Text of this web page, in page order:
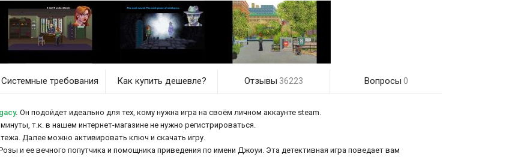
Системные требования Как купить дешевле? Отзывы 36223 Вопросы 0
. Он подойдет идеально для тех, кому нужна игра на своём личном аккаунте steam.
т.к. в нашем интернет-магазине не нужно регистрироваться.
Далее можно активировать ключ и скачать игру.
и ее вечного попутчика и помощника приведения по имени Джоуи. Эта детективная игра поведает вам